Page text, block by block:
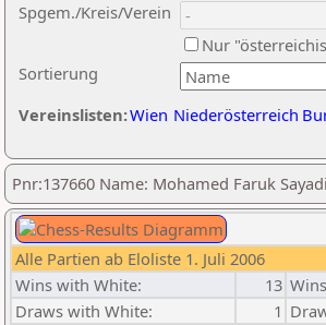
Sortierung
Spgem./Kreis/Verein
Nur
Vereinslisten:Wien Niederösterreich
Pnr:137660 Name: Mohamed Faruk
Alle Partien ab Eloliste 1. Juli 2006
Wins with White:
13
Draws with White:
1